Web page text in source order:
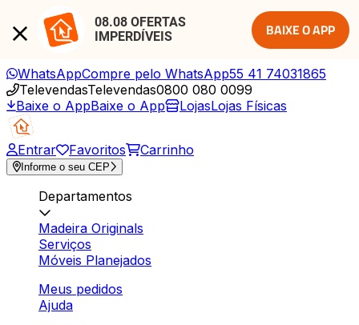
08.08 OFERTAS
IMPERDÍVEIS
BAIXE O APP
WhatsAppCompre pelo WhatsApp55 41 74031865
TelevendasTelevendas0800 080 0099
Baixe o AppBaixe o App LojasLojas Físicas
Entrar Favoritos Carrinho
Informe o seu CEP
Departamentos
Madeira Originals
Serviços
Móveis Planejados
Meus pedidos
Ajuda